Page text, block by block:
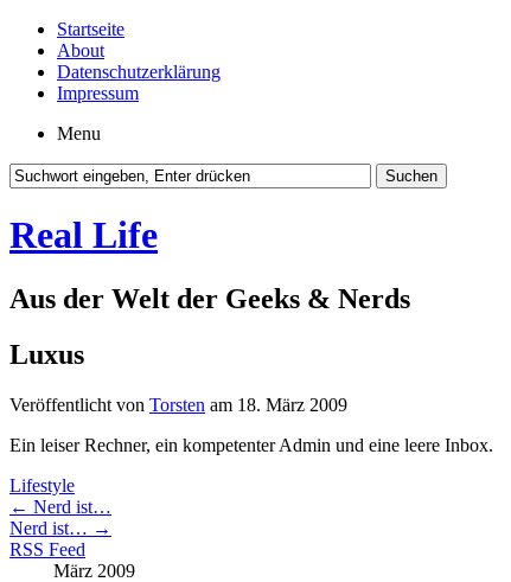
Startseite
About
Datenschutzerklärung
Impressum
Menu
Real Life
Aus der Welt der Geeks & Nerds
Luxus
Veröffentlicht von Torsten am 18. März 2009
Ein leiser Rechner, ein kompetenter Admin und eine leere Inbox.
Lifestyle
← Nerd ist…
Nerd ist… →
RSS Feed
März 2009